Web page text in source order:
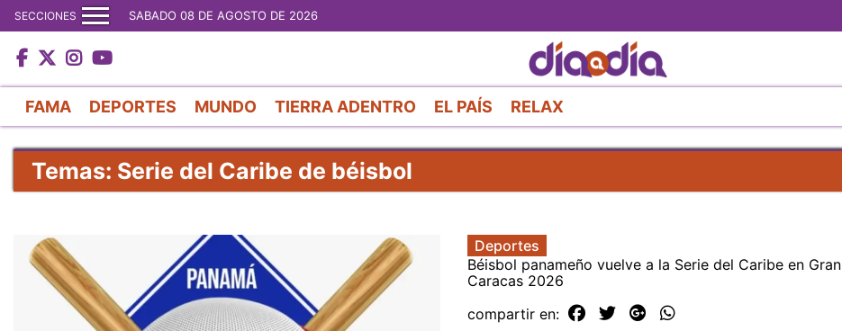
al
contenido
principal
SECCIONES SABADO 08 DE AGOSTO DE 2026
FAMA DEPORTES MUNDO TIERRA ADENTRO EL PAÍS RELAX
Temas: Serie del Caribe de béisbol
Deportes
Béisbol panameño vuelve a la Serie del Caribe en Gran
Caracas 2026
compartir en: